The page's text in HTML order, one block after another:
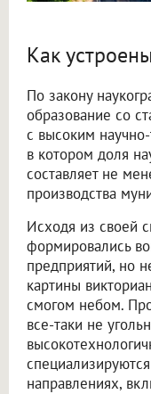
Как
По закону
образование со
с высоким
в котором доля
составляет не
производства
Исходя из своей
формировались
предприятий, но
картины
смогом небом.
все-таки не
направлениях,